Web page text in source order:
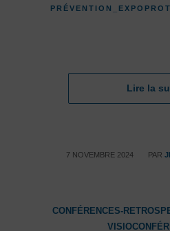
Lire la
7 NOVEMBRE 2024
/ PAR
CONFÉRENCES-